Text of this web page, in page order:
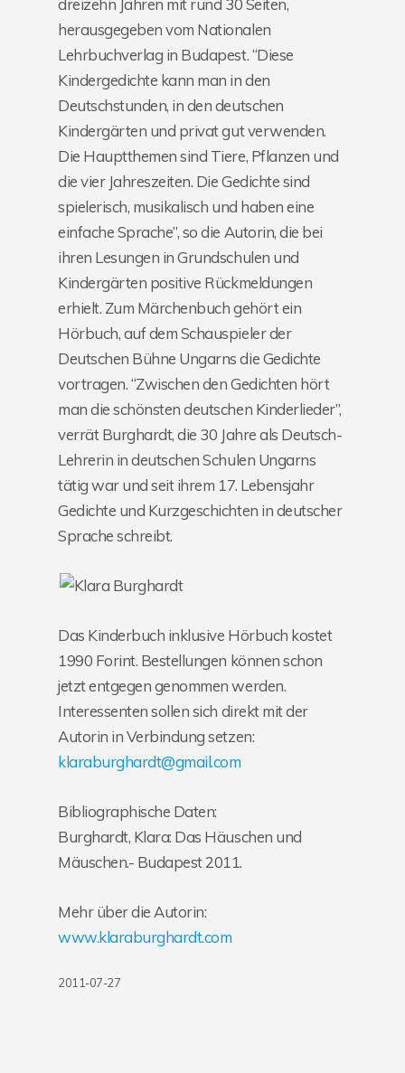
herausgegeben vom Nationalen
Lehrbuchverlag in Budapest. “Diese
Kindergedichte kann man in den
Deutschstunden, in den deutschen
Kindergärten und privat gut verwenden.
Die Hauptthemen sind Tiere, Pflanzen und
die vier Jahreszeiten. Die Gedichte sind
spielerisch, musikalisch und haben eine
einfache Sprache”, so die Autorin, die bei
ihren Lesungen in Grundschulen und
Kindergärten positive Rückmeldungen
erhielt. Zum Märchenbuch gehört ein
Hörbuch, auf dem Schauspieler der
Deutschen Bühne Ungarns die Gedichte
vortragen. “Zwischen den Gedichten hört
man die schönsten deutschen Kinderlieder”,
verrät Burghardt, die 30 Jahre als Deutsch-
Lehrerin in deutschen Schulen Ungarns
tätig war und seit ihrem 17. Lebensjahr
Gedichte und Kurzgeschichten in deutscher
Sprache schreibt.
Das Kinderbuch inklusive Hörbuch kostet
1990 Forint. Bestellungen können schon
jetzt entgegen genommen werden.
Interessenten sollen sich direkt mit der
Autorin in Verbindung setzen:
klaraburghardt@gmail.com
Bibliographische Daten:
Burghardt, Klara: Das Häuschen und
Mäuschen.- Budapest 2011.
Mehr über die Autorin:
www.klaraburghardt.com
2011-07-27